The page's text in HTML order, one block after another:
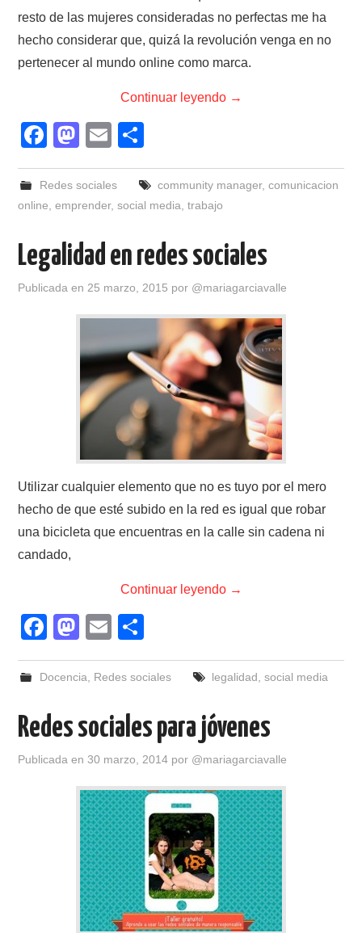
resto de las mujeres consideradas no perfectas me ha
hecho considerar que, quizá la revolución venga en no
pertenecer al mundo online como marca.
Continuar leyendo →
F
a
c
e
o
o
M
a
st
o
d
o
n
E
m
ail
o
m
p
ar
tir
Redes sociales community manager, comunicacion
online ,emprender,social media ,trabajo
Legalidad en redes sociales
Publicada en 25 marzo, 2015 por @mariagarciavalle
Utilizar cualquier elemento que no es tuyo por el mero
hecho de que esté subido en la red es igual que robar
una bicicleta que encuentras en la calle sin cadena ni
candado,
Continuar leyendo →
F
a
c
b
o
M
a
st
d
o
n
E
m
ail
o
m
ar
tir
Docencia Redes sociales legalidad social media
Redes sociales para jóvenes
Publicada en30 marzo, 2014 por @mariagarciavalle